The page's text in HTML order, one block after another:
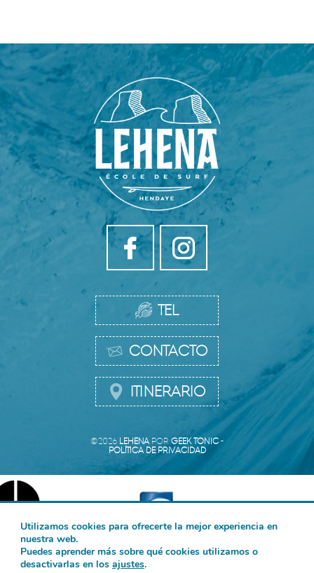
TEL
CONTACTO
ITINERARIO
©2026 LEHENA POR GEEK TONIC -
POLÍTICA DE PRIVACIDAD
Utilizamos cookies para ofrecerte la mejor experiencia en
nuestra web.
Puedes aprender más sobre qué cookies utilizamos o
desactivarlas en los ajustes.